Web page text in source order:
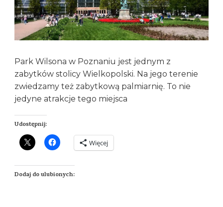
Park Wilsona w Poznaniu jest jednym z
zabytków stolicy Wielkopolski. Na jego terenie
zwiedzamy też zabytkową palmiarnię. To nie
jedyne atrakcje tego miejsca
Udostępnij:
Więcej
Dodaj do ulubionych: